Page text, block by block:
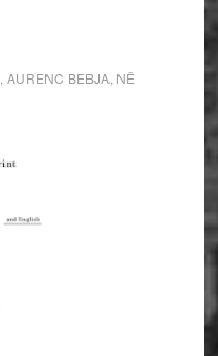
AURENC BEBJA, NË